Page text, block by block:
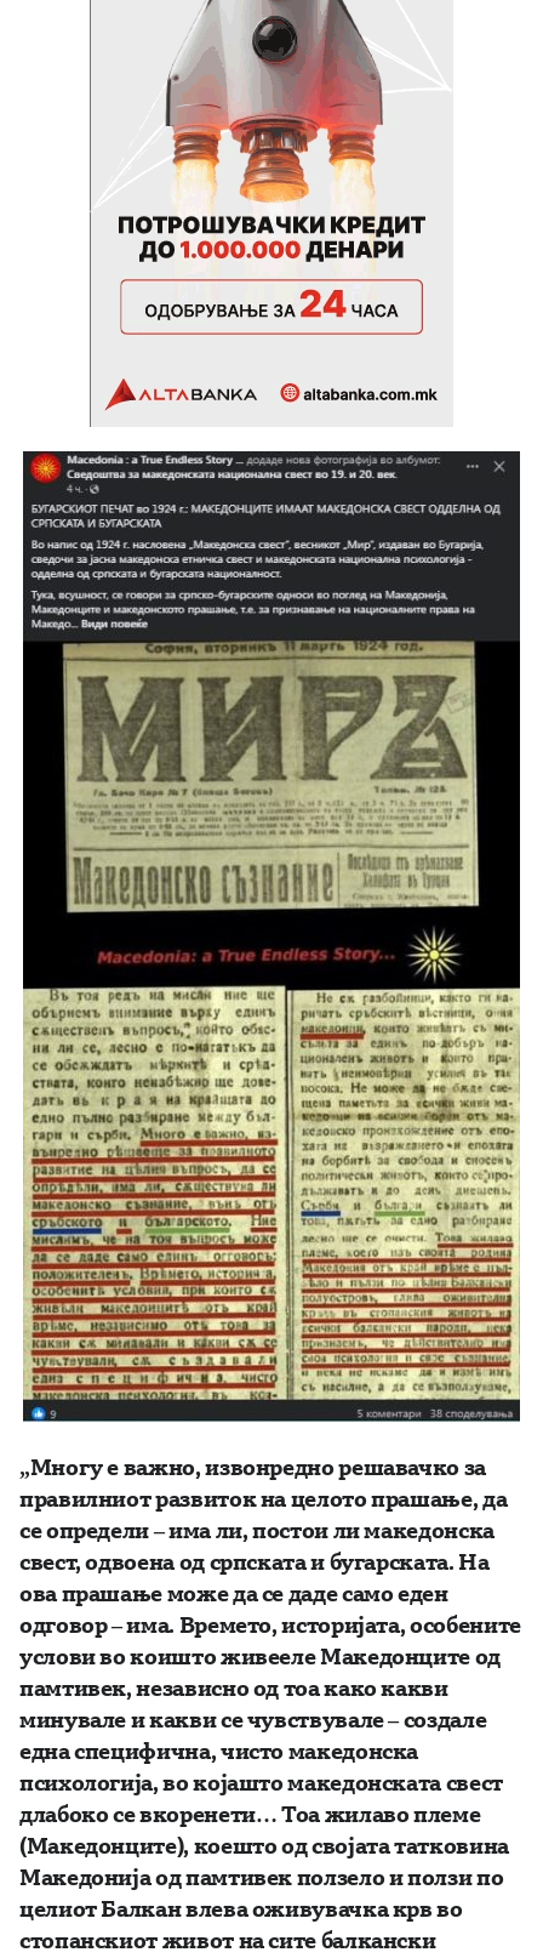
„Многу е важно, извонредно решавачко за
правилниот развиток на целото прашање, да
се определи – има ли, постои ли македонска
свест, одвоена од српската и бугарската. На
ова прашање може да се даде само еден
одговор – има. Времето, историјата, особените
услови во коишто живееле Македонците од
памтивек, независно од тоа како какви
минувале и какви се чувствувале – создале
една специфична, чисто македонска
психологија, во којашто македонската свест
длабоко се вкоренети… Тоа жилаво племе
(Македонците), коешто од својата татковина
Македонија од памтивек ползело и ползи по
целиот Балкан влева оживувачка крв во
стопанскиот живот на сите балкански